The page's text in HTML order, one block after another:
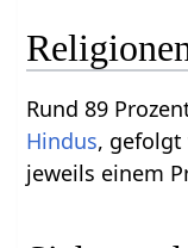
Rund 89
Hindus, gefolgt
jeweils einem